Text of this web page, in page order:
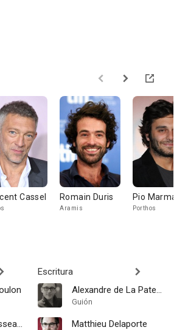
Cassel Romain Duris
Aramis
Pio
Porthos
Marie Gennesseaux
Escritura
Alexandre de La Patellière
Guión
Matthieu Delaporte